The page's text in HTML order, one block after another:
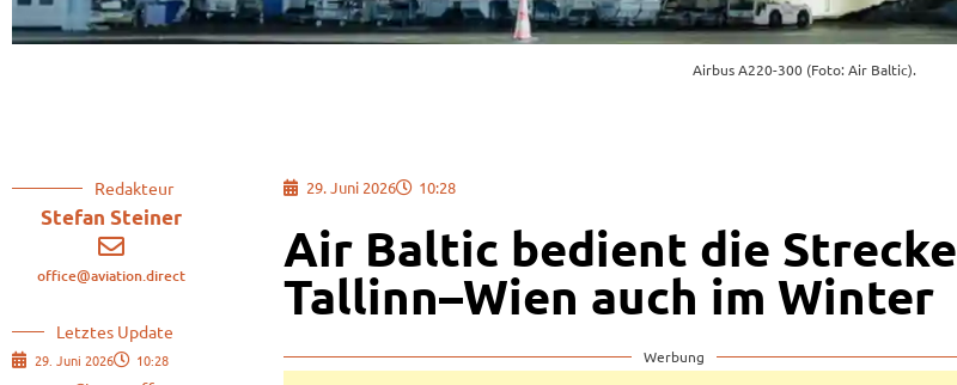
Airbus A220-300 (Foto: Air Baltic).
Redakteur
Stefan Steiner
office@aviation.direct
Letztes Update
29. Juni 2026 10:28
29. Juni 2026 10:28
Air Baltic bedient die Strecke
Tallinn–Wien auch im Winter
Werbung